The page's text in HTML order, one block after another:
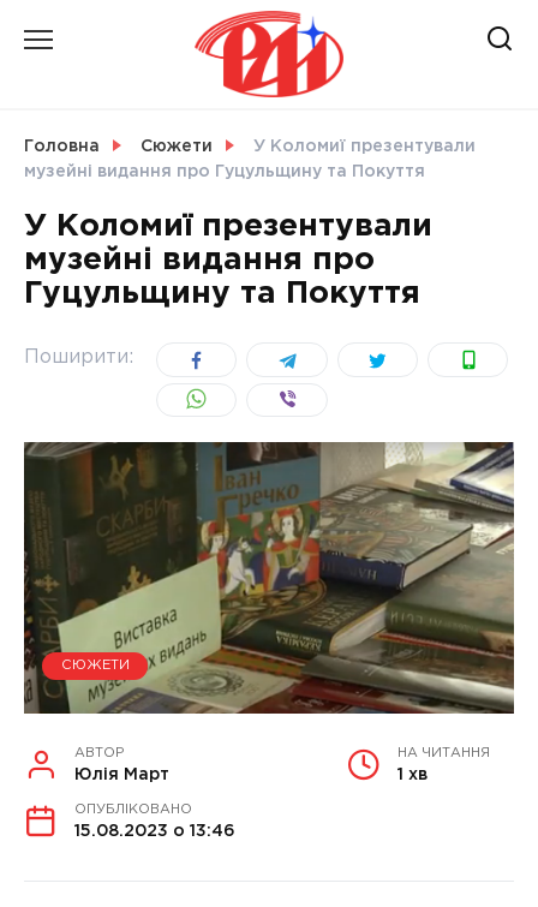
Головна Сюжети
У Коломиї презентували
музейні видання про Гуцульщину та Покуття
У Коломиї презентували
музейні видання про
Гуцульщину та Покуття
Поширити:
СЮЖЕТИ
АВТОР
Юлія Март
НА ЧИТАННЯ
1 хв
ОПУБЛІКОВАНО
15.08.2023 о 13:46